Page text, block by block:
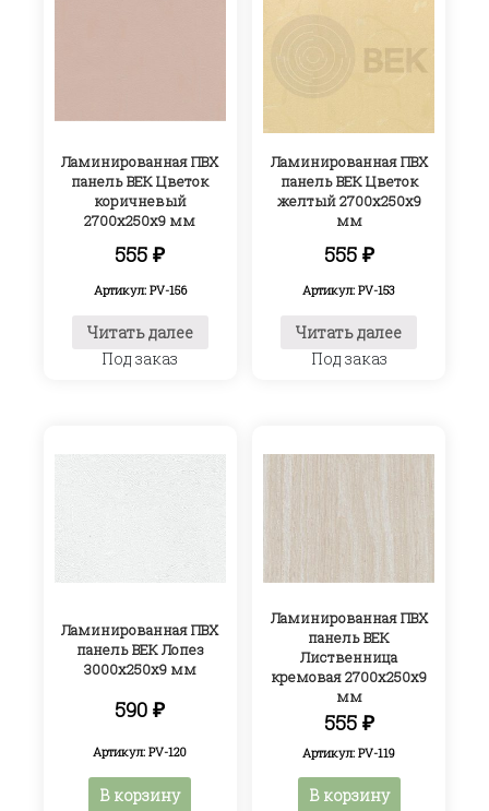
Ламинированная ПВХ
панель ВЕК Цветок
коричневый
2700х250х9 мм
555₽
Артикул: PV-156
Читать далее
Под заказ
Ламинированная ПВХ
панель ВЕК Цветок
желтый 2700х250х9
мм
555 ₽
Артикул: PV-153
Читать далее
Под заказ
Ламинированная ПВХ
панель ВЕК Лопез
3000х250х9 мм
590₽
Артикул: PV-120
В корзину
Ламинированная ПВХ
панель ВЕК
Лиственница
кремовая 2700х250х9
мм
555 ₽
Артикул: PV-119
В корзину